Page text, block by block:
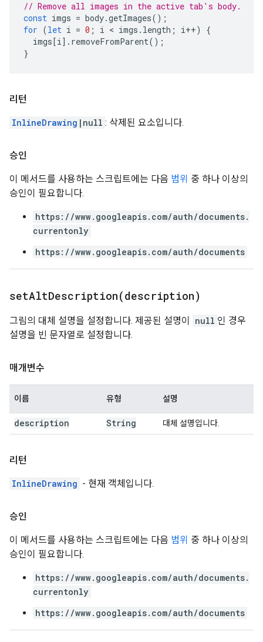
// Remove all images in the active tab's body.
const imgs = body.getImages();
for (let i = 0 ; i < imgs . length ; i++)
{
imgs[i]. removeFromParent();
}
리턴
InlineDrawing |null : 삭제된 요소입니다.
승인
이 메서드를 사용하는 스크립트에는 다음 범위 중 하나 이상의
승인이 필요합니다.
https://www.googleapis.com/auth/documents.
currentonly
https://www.googleapis.com/auth/documents
setAltDescription(description)
그림의 대체 설명을 설정합니다. 제공된 설명이 null 인 경우
설명을 빈 문자열로 설정합니다.
매개변수
이름 유형 설명
description String 대체 설명입니다.
리턴
InlineDrawing - 현재 객체입니다.
승인
이 메서드를 사용하는 스크립트에는 다음 범위 중 하나 이상의
승인이 필요합니다.
https://www.googleapis.com/auth/documents.
currentonly
https://www.googleapis.com/auth/documents